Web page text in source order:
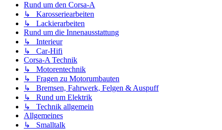
Rund um den Corsa-A
↳ Karosseriearbeiten
↳ Lackierarbeiten
Rund um die Innenausstattung
↳ Interieur
↳ Car-Hifi
Corsa-A Technik
↳ Motorentechnik
↳ Fragen zu Motorumbauten
↳ Bremsen, Fahrwerk, Felgen & Auspuff
↳ Rund um Elektrik
↳ Technik allgemein
Allgemeines
↳ Smalltalk